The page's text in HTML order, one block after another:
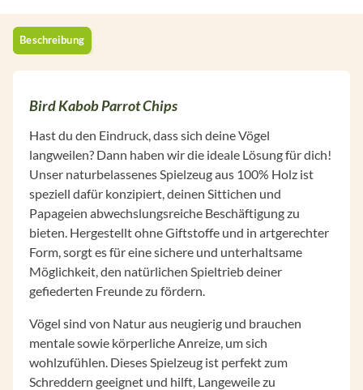
Beschreibung
Bird Kabob Parrot Chips
Hast du den Eindruck, dass sich deine Vögel
langweilen? Dann haben wir die ideale Lösung für dich!
Unser naturbelassenes Spielzeug aus 100% Holz ist
speziell dafür konzipiert, deinen Sittichen und
Papageien abwechslungsreiche Beschäftigung zu
bieten. Hergestellt ohne Giftstoffe und in artgerechter
Form, sorgt es für eine sichere und unterhaltsame
Möglichkeit, den natürlichen Spieltrieb deiner
gefiederten Freunde zu fördern.
Vögel sind von Natur aus neugierig und brauchen
mentale sowie körperliche Anreize, um sich
wohlzufühlen. Dieses Spielzeug ist perfekt zum
Schreddern geeignet und hilft, Langeweile zu